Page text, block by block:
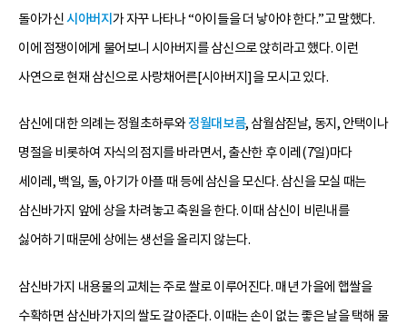
돌아가신시아버지 가 자꾸 나타나 “아이들을 더 낳아야 한다.”고 말했다.
이에 점쟁이에게 물어보니 시아버지를 삼신으로 앉히라고 했다. 이런
사연으로 현재 삼신으로 사랑채어른[시아버지]을 모시고 있다.
삼신에 대한 의례는 정월초하루와정월대보름, 삼월삼짇날, 동지, 안택이나
명절을 비롯하여 자식의 점지를 바라면서, 출산한 후 이레(7일)마다
세이레, 백일, 돌, 아기가 아플 때 등에 삼신을 모신다. 삼신을 모실 때는
삼신바가지 앞에 상을 차려놓고 축원을 한다. 이때 삼신이 비린내를
싫어하기 때문에 상에는 생선을 올리지 않는다.
삼신바가지 내용물의 교체는 주로 쌀로 이루어진다. 매년 가을에 햅쌀을
수확하면 삼신바가지의 쌀도 갈아준다. 이때는 손이 없는 좋은 날을 택해 물